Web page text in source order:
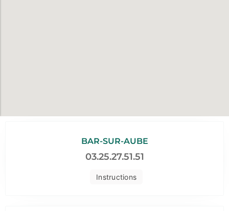
Instructions
BAR-SUR-AUBE
03.25.27.51.51